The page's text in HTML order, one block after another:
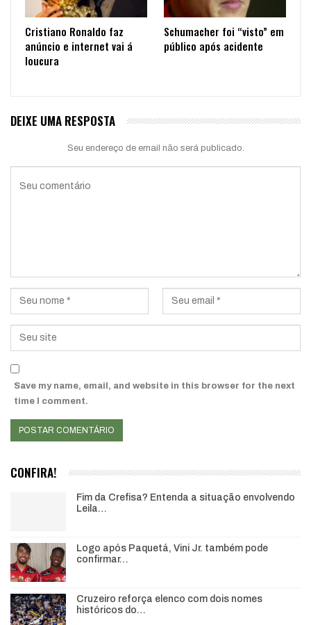
Cristiano Ronaldo faz
anúncio e internet vai á
loucura
Schumacher foi “visto” em
público após acidente
DEIXE UMA RESPOSTA
Seu endereço de email não será publicado.
Save my name, email, and website in this browser for the next
time I comment.
CONFIRA!
Fim da Crefisa? Entenda a situação envolvendo
Leila…
Logo após Paquetá, Vini Jr. também pode
confirmar…
Cruzeiro reforça elenco com dois nomes
históricos do…